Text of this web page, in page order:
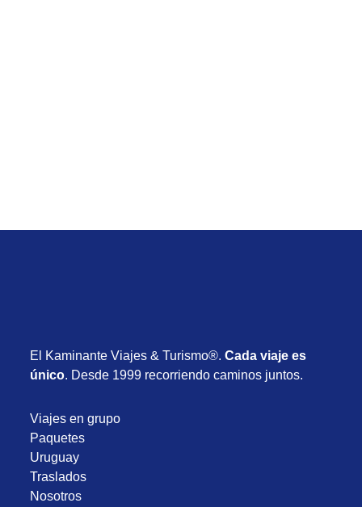
El Kaminante Viajes & Turismo®.Cada viaje es
único. Desde 1999 recorriendo caminos juntos.
Viajes en grupo
Paquetes
Uruguay
Traslados
Nosotros